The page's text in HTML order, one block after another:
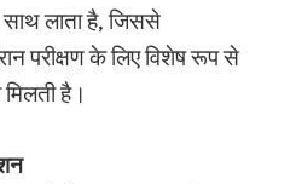
लाता है, जिससे
परीक्षण के लिए विशेष रूप से
है।